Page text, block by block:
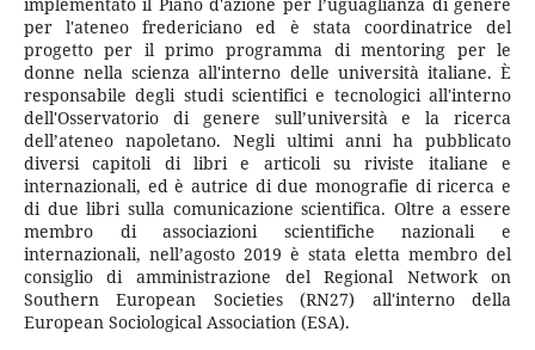
per l'ateneo fredericiano ed è stata coordinatrice del
progetto per il primo programma di mentoring per le
donne nella scienza all'interno delle università italiane. È
responsabile degli studi scientifici e tecnologici all'interno
dell'Osservatorio di genere sull’università e la ricerca
dell’ateneo napoletano. Negli ultimi anni ha pubblicato
diversi capitoli di libri e articoli su riviste italiane e
internazionali, ed è autrice di due monografie di ricerca e
di due libri sulla comunicazione scientifica. Oltre a essere
membro di associazioni scientifiche nazionali e
internazionali, nell’agosto 2019 è stata eletta membro del
consiglio di amministrazione del Regional Network on
Southern European Societies (RN27) all'interno della
European Sociological Association (ESA).